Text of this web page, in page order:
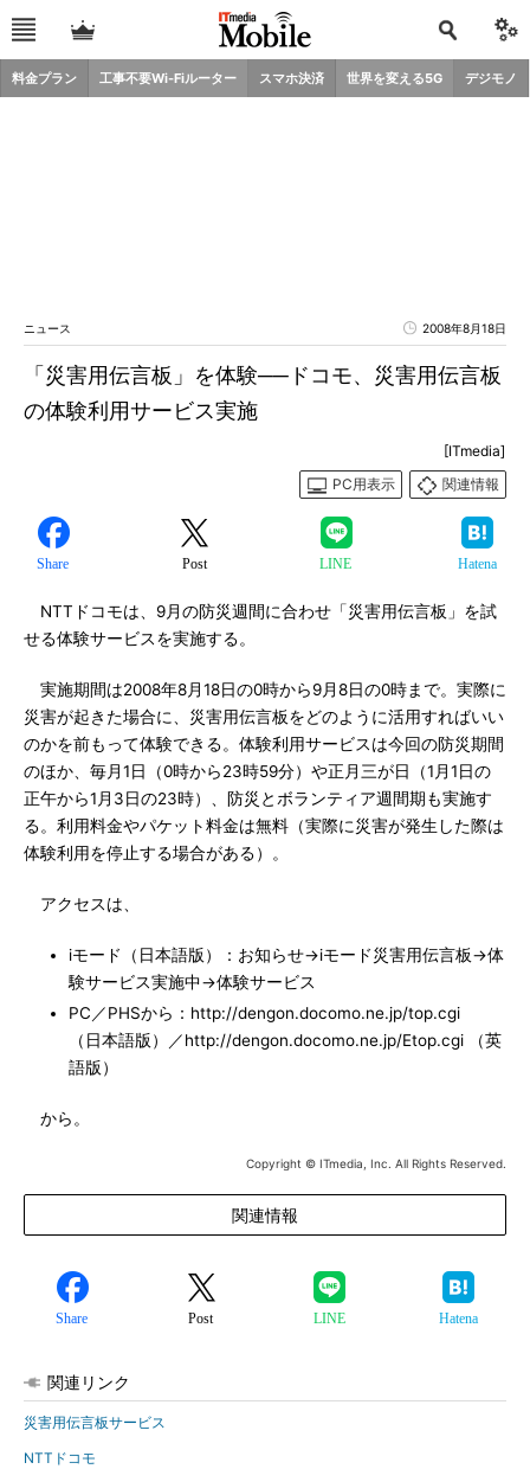
料金プラン 工事不要Wi-Fiルーター スマホ決済 世界を変える5G デジモノ
ニュース 2008年8月18日
「災害用伝言板」を体験──ドコモ、災害用伝言板
の体験利用サービス実施
[ITmedia]
PC用表示
関連情報
Share Post LINE Hatena
NTTドコモは、9月の防災週間に合わせ「災害用伝言板」を試
せる体験サービスを実施する。
実施期間は2008年8月18日の0時から9月8日の0時まで。実際に
災害が起きた場合に、災害用伝言板をどのように活用すればいい
のかを前もって体験できる。体験利用サービスは今回の防災期間
のほか、毎月1日（0時から23時59分）や正月三が日（1月1日の
正午から1月3日の23時）、防災とボランティア週間期も実施す
る。利用料金やパケット料金は無料（実際に災害が発生した際は
体験利用を停止する場合がある）。
アクセスは、
iモード（日本語版）：お知らせ→iモード災害用伝言板→体
験サービス実施中→体験サービス
PC／PHSから：http://dengon.docomo.ne.jp/top.cgi
（日本語版）／http://dengon.docomo.ne.jp/Etop.cgi （英
語版）
から。
Copyright © ITmedia, Inc. All Rights Reserved.
関連情報
Share Post LINE Hatena
関連リンク
災害用伝言板サービス
NTTドコモ